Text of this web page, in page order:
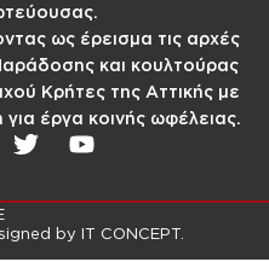
ως έρεισμα τις αρχές
και κουλτούρας
Κρήτες της Αττικής με
έργα κοινής ωφέλειας.
by IT CONCEPT.